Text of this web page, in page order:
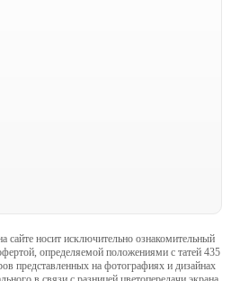
сайте носит исключительно ознакомительный
определяемой положениями с татей 435
представленных на фотографиях и дизайнах